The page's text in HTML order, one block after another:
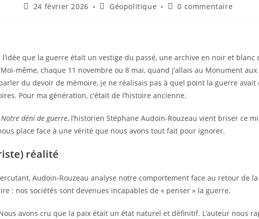
Publication
24 février 2026
PostGéopolitique
Commentaires
0 commentaire
l’idée que la guerre était un vestige du passé, une archive en noir et
même, chaque 11 novembre ou 8 mai, quand j’allais au Monument
du devoir de mémoire, je ne réalisais pas à quel point la guerre avait
Pour ma génération, c’était de l’histoire ancienne.
Notre déni de guerre, l’historien Stéphane Audoin-Rouzeau vient briser ce
place face à une vérité que nous avons tout fait pour ignorer.
réalité
Audoin-Rouzeau analyse notre comportement face au retour de
: nos sociétés sont devenues incapables de « penser » la guerre.
avons cru que la paix était un état naturel et définitif. L’auteur nous